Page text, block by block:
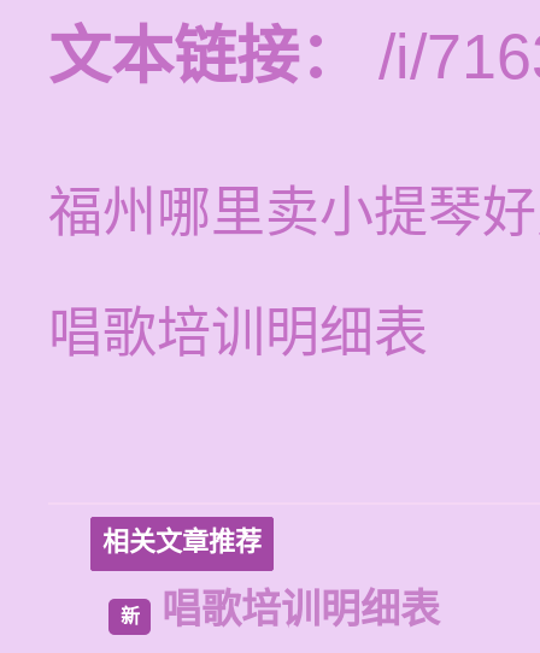
文本链接：
/i/
福州哪里卖小提琴
唱歌培训明细表
相关文章推荐
新 唱歌培训明细表